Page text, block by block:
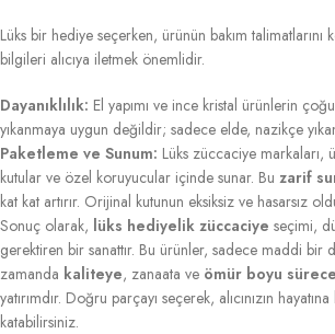
Lüks bir hediye seçerken, ürünün bakım talimatlarını
bilgileri alıcıya iletmek önemlidir.
Dayanıklılık: El yapımı ve ince kristal ürünlerin
yıkanmaya uygun değildir; sadece elde, nazikçe
Paketleme ve Sunum: Lüks züccaciye markaları,
kutular ve özel koruyucular içinde sunar. Bu zarif
kat kat artırır. Orijinal kutunun eksiksiz ve hasarsız
Sonuç olarak, lüks hediyelik züccaciye seçimi,
gerektiren bir sanattır. Bu ürünler, sadece maddi bir
zamanda kaliteye, zanaata ve ömür boyu
yatırımdır. Doğru parçayı seçerek, alıcınızın
katabilirsiniz.